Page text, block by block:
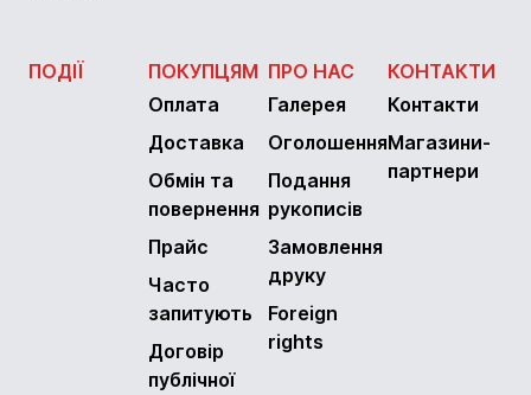
ПОДІЇ
ПОКУПЦЯМ
Оплата
Доставка
Обмін та
повернення
Прайс
Часто
запитують
Договір
публічної
ПРО НАС
Галерея
Оголошення
Подання
рукописів
Замовлення
друку
Foreign
rights
КОНТАКТИ
Контакти
Магазини-
партнери